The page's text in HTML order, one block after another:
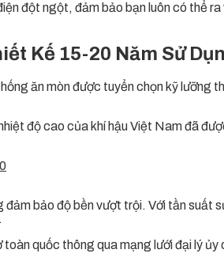
đột ngột, đảm bảo bạn luôn có thể
Kế 15-20 Năm Sử
ăn mòn được tuyển chọn kỹ
độ cao của khí hậu Việt Nam đã
đảm bảo độ bền vượt trội. Với tần
quốc thông qua mạng lưới đại lý